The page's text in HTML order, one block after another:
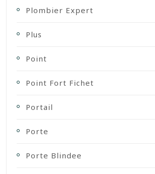
Plombier Expert
Plus
Point
Point Fort Fichet
Portail
Porte
Porte Blindee